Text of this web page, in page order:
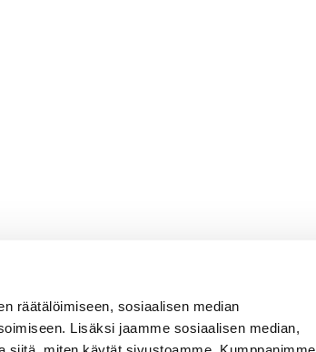
räätälöimiseen, sosiaalisen median
Lisäksi jaamme sosiaalisen median,